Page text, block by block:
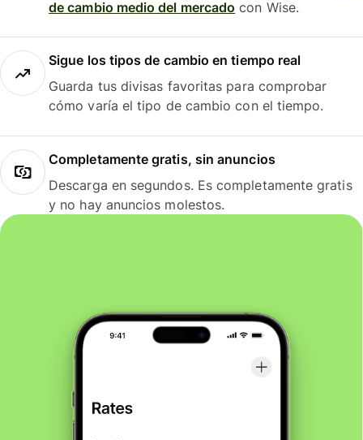
de cambio medio del mercado con Wise.
Sigue los tipos de cambio en tiempo real
Guarda tus divisas favoritas para comprobar
cómo varía el tipo de cambio con el tiempo.
Completamente gratis, sin anuncios
Descarga en segundos. Es completamente gratis
y no hay anuncios molestos.